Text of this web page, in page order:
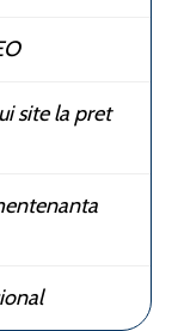
site la pret